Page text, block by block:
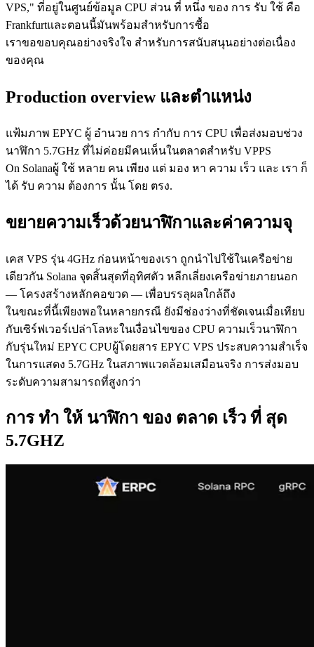
VPS," ที่อยู่ในศูนย์ข้อมูล CPU ส่วน ที่ หนึ่ง ของ การ รับ ใช้ คือ
Frankfurtและตอนนี้มันพร้อมสําหรับการซื้อ
เราขอขอบคุณอย่างจริงใจ สําหรับการสนับสนุนอย่างต่อเนื่อง
ของคุณ
Production overview และตําแหน่ง
แฟ้มภาพ EPYC ผู้ อํานวย การ กํากับ การ CPU เพื่อส่งมอบช่วง
นาฬิกา 5.7GHz ที่ไม่ค่อยมีคนเห็นในตลาดสําหรับ VPPS
On Solanaผู้ ใช้ หลาย คน เพียง แต่ มอง หา ความ เร็ว และ เรา ก็
ได้ รับ ความ ต้องการ นั้น โดย ตรง.
ขยายความเร็วด้วยนาฬิกาและค่าความจุ
เคส VPS รุ่น 4GHz ก่อนหน้าของเรา ถูกนําไปใช้ในเครือข่าย
เดียวกัน Solana จุดสิ้นสุดที่อุทิศตัว หลีกเลี่ยงเครือข่ายภายนอก
— โครงสร้างหลักคอขวด — เพื่อบรรลุผลใกล้ถึง
ในขณะที่นี้เพียงพอในหลายกรณี ยังมีช่องว่างที่ชัดเจนเมื่อเทียบ
กับเซิร์ฟเวอร์เปล่าโลหะในเงื่อนไขของ CPU ความเร็วนาฬิกา
กับรุ่นใหม่ EPYC CPUผู้โดยสาร EPYC VPS ประสบความสําเร็จ
ในการแสดง 5.7GHz ในสภาพแวดล้อมเสมือนจริง การส่งมอบ
ระดับความสามารถที่สูงกว่า
การ ทํา ให้ นาฬิกา ของ ตลาด เร็ว ที่ สุด
5.7GHZ